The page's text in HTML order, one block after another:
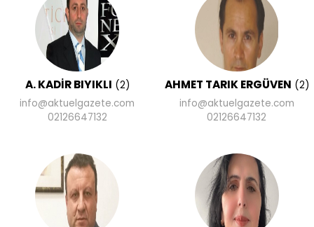
A. KADİR BIYIKLI (2)
info@aktuelgazete.com
02126647132
AHMET TARIK ERGÜVEN (2)
info@aktuelgazete.com
02126647132